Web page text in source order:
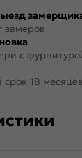
замеров
с
18 месяцев